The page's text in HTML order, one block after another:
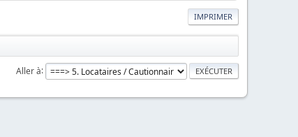
IMPRIMER
Aller à